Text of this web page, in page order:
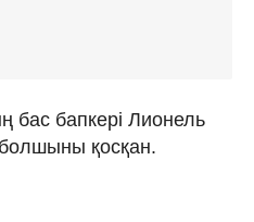
бас бапкері Лионель
қосқан.